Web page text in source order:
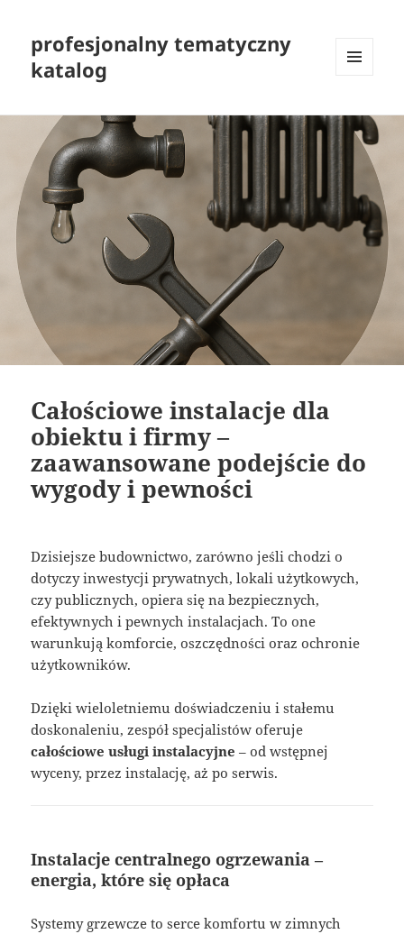
profesjonalny tematyczny
katalog
WIDGETY
Całościowe instalacje dla
obiektu i firmy –
zaawansowane podejście do
wygody i pewności
Dzisiejsze budownictwo, zarówno jeśli chodzi o
dotyczy inwestycji prywatnych, lokali użytkowych,
czy publicznych, opiera się na bezpiecznych,
efektywnych i pewnych instalacjach. To one
warunkują komforcie, oszczędności oraz ochronie
użytkowników.
Dzięki wieloletniemu doświadczeniu i stałemu
doskonaleniu, zespół specjalistów oferuje
całościowe usługi instalacyjne – od wstępnej
wyceny, przez instalację, aż po serwis.
Instalacje centralnego ogrzewania –
energia, które się opłaca
Systemy grzewcze to serce komfortu w zimnych